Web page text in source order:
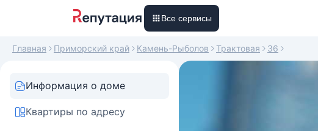
Все сервисы
Главная Приморский край Камень-Рыболов Трактовая 36
Информация о доме
Квартиры по адресу